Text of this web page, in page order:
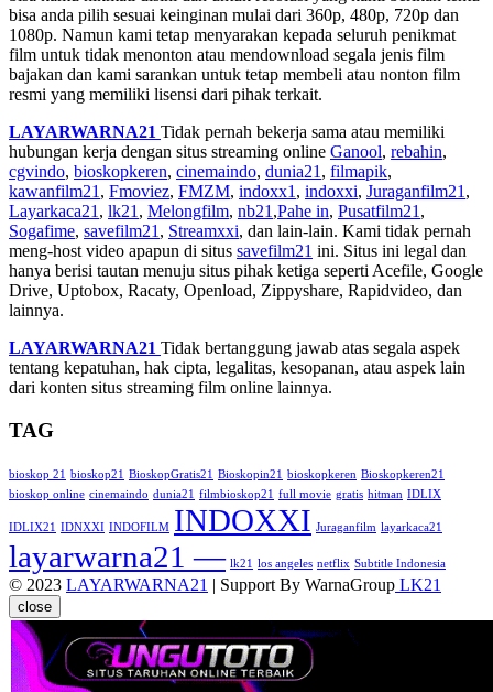
bisa anda pilih sesuai keinginan mulai dari 360p, 480p, 720p dan
1080p. Namun kami tetap menyarakan kepada seluruh penikmat
film untuk tidak menonton atau mendownload segala jenis film
bajakan dan kami sarankan untuk tetap membeli atau nonton film
resmi yang memiliki lisensi dari pihak terkait.
LAYARWARNA21 Tidak pernah bekerja sama atau memiliki
hubungan kerja dengan situs streaming online Ganool, rebahin,
cgvindo, bioskopkeren, cinemaindo, dunia21 , filmapik,
kawanfilm21 , Fmoviez, FMZM, indoxx1 , indoxxi, Juraganfilm21 ,
Layarkaca21 , lk21 , Melongfilm, nb21 ,Pahe in, Pusatfilm21 ,
Sogafime, savefilm21 , Streamxxi, dan lain-lain. Kami tidak pernah
meng-host video apapun di situs savefilm21 ini. Situs ini legal dan
hanya berisi tautan menuju situs pihak ketiga seperti Acefile, Google
Drive, Uptobox, Racaty, Openload, Zippyshare, Rapidvideo, dan
lainnya.
LAYARWARNA21 Tidak bertanggung jawab atas segala aspek
tentang kepatuhan, hak cipta, legalitas, kesopanan, atau aspek lain
dari konten situs streaming film online lainnya.
TAG
bioskop 21 bioskop21 BioskopGratis21 Bioskopin21 bioskopkeren Bioskopkeren21
bioskop online cinemaindo dunia21 filmbioskop21 full movie gratis hitman IDLIX
IDLIX21 IDNXXI INDOFILM INDOXXI Juraganfilm layarkaca21
layarwarna21 — lk21 los angeles netflix Subtitle Indonesia
© 2023 LAYARWARNA21 | Support By WarnaGroup LK21
close